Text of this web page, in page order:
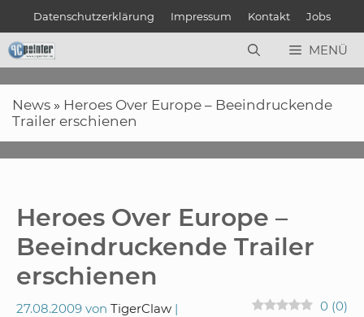
springen
Datenschutzerklärung Impressum Kontakt Jobs
MENÜ
News » Heroes Over Europe – Beeindruckende
Trailer erschienen
Heroes Over Europe –
Beeindruckende Trailer
erschienen
27.08.2009 von TigerClaw 0 (0)